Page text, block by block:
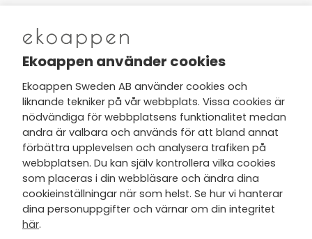
Nytt från Ekoappen
Jag har tagit del av Ekoappens
personuppgifts- och
integritetspolicyoch tar gärna del
av nyheter, hälsotips och exklusiva
erbjudanden via min e-post.
Ekoappen använder cookies
Ekoappen Sweden AB använder cookies och
liknande tekniker på vår webbplats. Vissa cookies är
nödvändiga för webbplatsens funktionalitet medan
andra är valbara och används för att bland annat
förbättra upplevelsen och analysera trafiken på
webbplatsen. Du kan själv kontrollera vilka cookies
som placeras i din webbläsare och ändra dina
cookieinställningar när som helst. Se hur vi hanterar
dina personuppgifter och värnar om din integritet
här.